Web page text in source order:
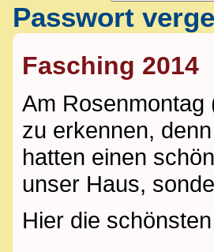
Passwort
Fasching 2014
Am Rosenmontag
zu erkennen,
hatten einen
unser Haus,
Hier die